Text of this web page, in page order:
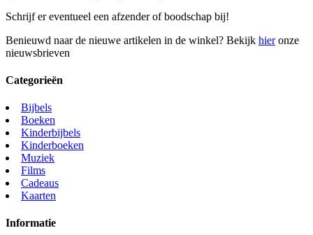
Schrijf er eventueel een afzender of boodschap bij!
Benieuwd naar de nieuwe artikelen in de winkel? Bekijk hieronze
nieuwsbrieven
Categorieën
Bijbels
Boeken
Kinderbijbels
Kinderboeken
Muziek
Films
Cadeaus
Kaarten
Informatie